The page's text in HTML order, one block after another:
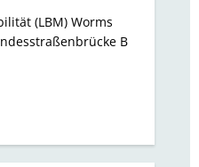
(LBM) Worms
B